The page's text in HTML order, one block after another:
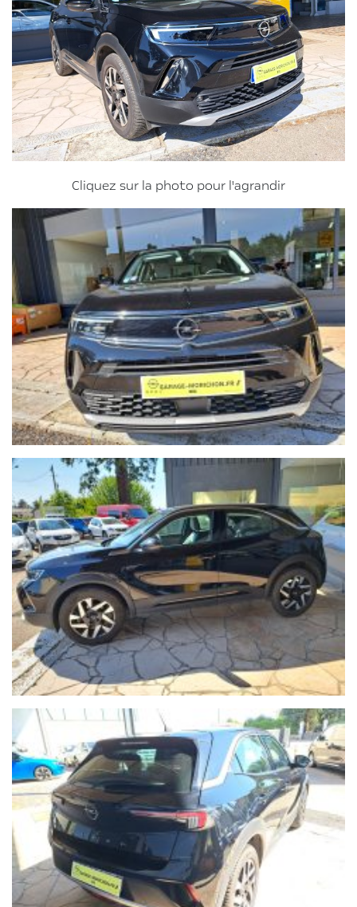
Cliquez sur la photo pour l'agrandir